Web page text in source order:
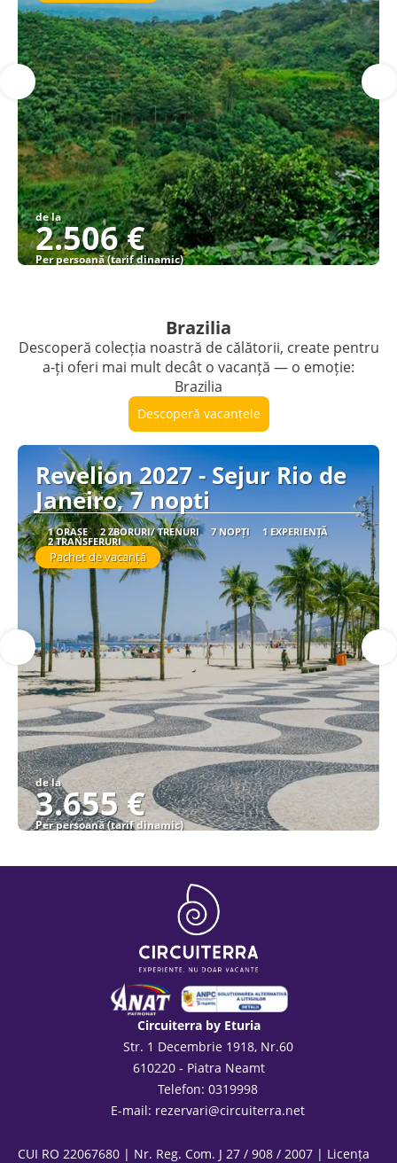
de la
2.506 €
Per persoană (tarif dinamic)
Brazilia
Descoperă colecția noastră de călătorii, create pentru
a-ți oferi mai mult decât o vacanță — o emoție:
Brazilia
Descoperă vacanțele
Revelion 2027 - Sejur Rio de
Janeiro, 7 nopti
1 ORAȘE 2 ZBORURI/ TRENURI 7 NOPȚI 1 EXPERIENȚĂ
2 TRANSFERURI
Pachet de vacanță
de la
3.655 €
Per persoană (tarif dinamic)
Circuiterra by Eturia
Str. 1 Decembrie 1918, Nr.60
610220 - Piatra Neamt
Telefon: 0319998
E-mail: rezervari@circuiterra.net
CUI RO 22067680 | Nr. Reg. Com. J 27 / 908 / 2007 | Licența